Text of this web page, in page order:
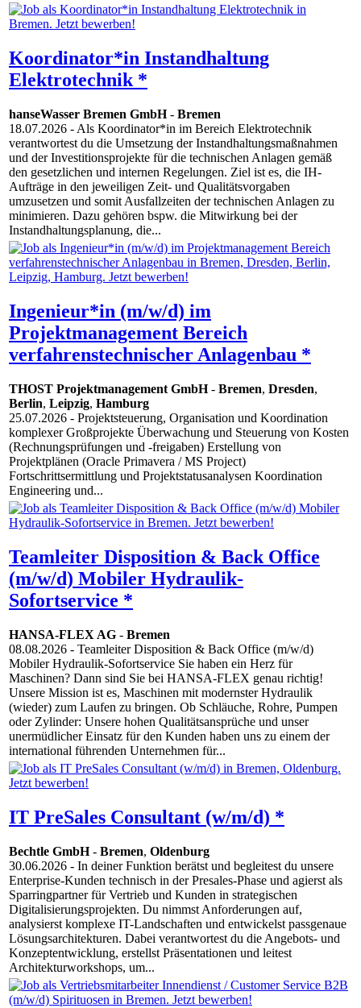
Koordinator*in Instandhaltung
Elektrotechnik *
hanseWasser Bremen GmbH- Bremen
18.07.2026 - Als Koordinator*in im Bereich Elektrotechnik
verantwortest du die Umsetzung der Instandhaltungsmaßnahmen
und der Investitionsprojekte für die technischen Anlagen gemäß
den gesetzlichen und internen Regelungen. Ziel ist es, die IH-
Aufträge in den jeweiligen Zeit- und Qualitätsvorgaben
umzusetzen und somit Ausfallzeiten der technischen Anlagen zu
minimieren. Dazu gehören bspw. die Mitwirkung bei der
Instandhaltungsplanung, die...
Ingenieur*in (m/w/d) im
Projektmanagement Bereich
verfahrenstechnischer Anlagenbau *
THOST Projektmanagement GmbH- Bremen, Dresden,
Berlin, Leipzig, Hamburg
25.07.2026 - Projektsteuerung, Organisation und Koordination
komplexer Großprojekte Überwachung und Steuerung von Kosten
(Rechnungsprüfungen und -freigaben) Erstellung von
Projektplänen (Oracle Primavera / MS Project)
Fortschrittsermittlung und Projektstatusanalysen Koordination
Engineering und...
Teamleiter Disposition & Back Office
(m/w/d) Mobiler Hydraulik-
Sofortservice *
HANSA-FLEX AG - Bremen
08.08.2026 - Teamleiter Disposition & Back Office (m/w/d)
Mobiler Hydraulik-Sofortservice Sie haben ein Herz für
Maschinen? Dann sind Sie bei HANSA-FLEX genau richtig!
Unsere Mission ist es, Maschinen mit modernster Hydraulik
(wieder) zum Laufen zu bringen. Ob Schläuche, Rohre, Pumpen
oder Zylinder: Unsere hohen Qualitätsansprüche und unser
unermüdlicher Einsatz für den Kunden haben uns zu einem der
international führenden Unternehmen für...
IT PreSales Consultant (w/m/d) *
Bechtle GmbH- Bremen, Oldenburg
30.06.2026 - In deiner Funktion berätst und begleitest du unsere
Enterprise-Kunden technisch in der Presales-Phase und agierst als
Sparringpartner für Vertrieb und Kunden in strategischen
Digitalisierungsprojekten. Du nimmst Anforderungen auf,
analysierst komplexe IT-Landschaften und entwickelst passgenaue
Lösungsarchitekturen. Dabei verantwortest du die Angebots- und
Konzeptentwicklung, erstellst Präsentationen und leitest
Architekturworkshops, um...